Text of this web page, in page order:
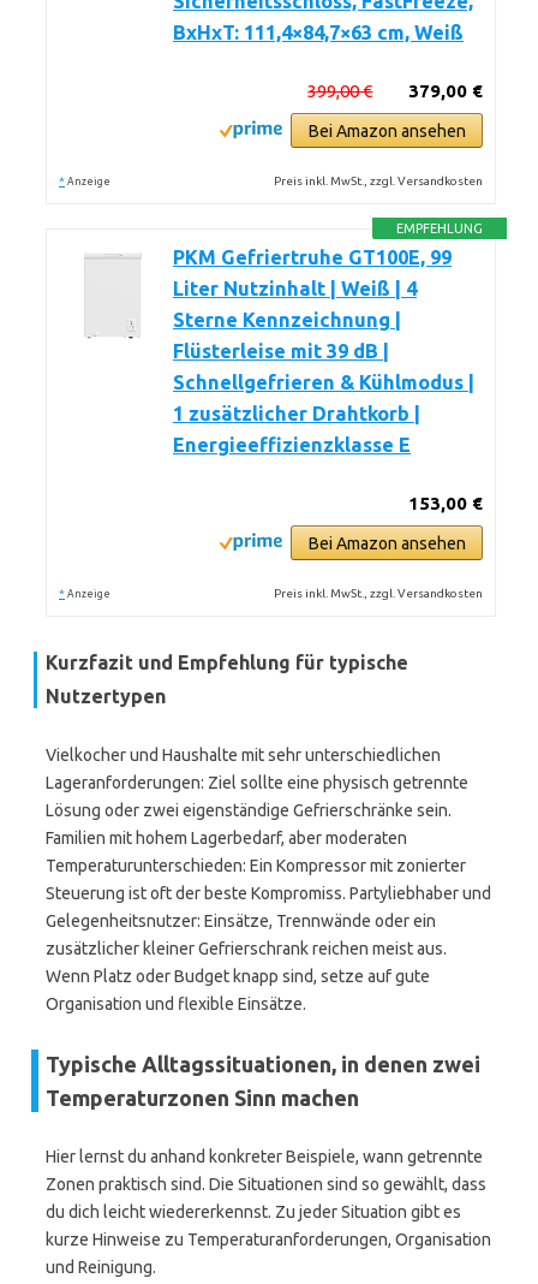
BxHxT: 111,4×84,7×63 cm, Weiß
379,00 €
399,00 €
Bei Amazon ansehen
* Anzeige Preis inkl. MwSt., zzgl. Versandkosten
EMPFEHLUNG
PKM Gefriertruhe GT100E, 99
Liter Nutzinhalt | Weiß | 4
Sterne Kennzeichnung |
Flüsterleise mit 39 dB |
Schnellgefrieren & Kühlmodus |
1 zusätzlicher Drahtkorb |
Energieeffizienzklasse E
153,00 €
Bei Amazon ansehen
* Anzeige Preis inkl. MwSt., zzgl. Versandkosten
Kurzfazit und Empfehlung für typische
Nutzertypen
Vielkocher und Haushalte mit sehr unterschiedlichen
Lageranforderungen: Ziel sollte eine physisch getrennte
Lösung oder zwei eigenständige Gefrierschränke sein.
Familien mit hohem Lagerbedarf, aber moderaten
Temperaturunterschieden: Ein Kompressor mit zonierter
Steuerung ist oft der beste Kompromiss. Partyliebhaber und
Gelegenheitsnutzer: Einsätze, Trennwände oder ein
zusätzlicher kleiner Gefrierschrank reichen meist aus.
Wenn Platz oder Budget knapp sind, setze auf gute
Organisation und flexible Einsätze.
Typische Alltagssituationen, in denen zwei
Temperaturzonen Sinn machen
Hier lernst du anhand konkreter Beispiele, wann getrennte
Zonen praktisch sind. Die Situationen sind so gewählt, dass
du dich leicht wiedererkennst. Zu jeder Situation gibt es
kurze Hinweise zu Temperaturanforderungen, Organisation
und Reinigung.